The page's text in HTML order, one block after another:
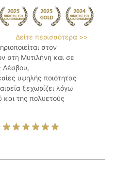
Δείτε περισσότερα >>
στον
στη Μυτιλήνη και σε
Λέσβου,
υψηλής ποιότητας
ξεχωρίζει λόγω
και της πολυετούς